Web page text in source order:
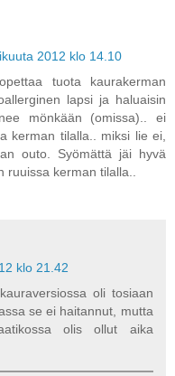
2012 klo 14.10
tuota kaurakerman
lapsi ja haluaisin
mönkään (omissa).. ei
kerman tilalla.. miksi lie ei,
outo. Syömättä jäi hyvä
kerman tilalla..
klo 21.42
oli tosiaan
se ei haitannut, mutta
olis ollut aika